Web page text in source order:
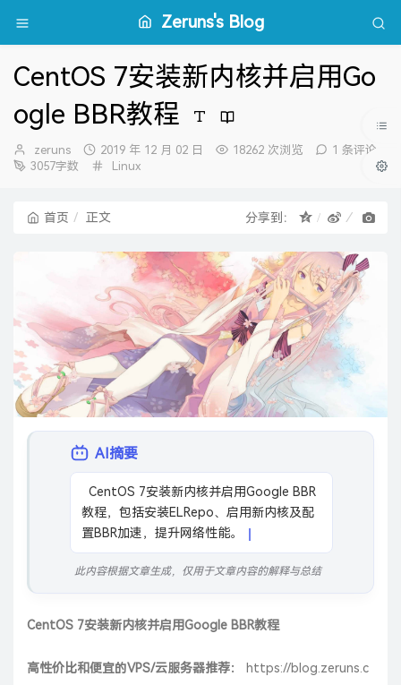
Zeruns's Blog
CentOS 7安装新内核并启用Go
ogle BBR教程
博
主：
zeruns
发
布
2019 年 12 月 02 日 18262 次浏览
1 条评论
3057字数
分Linux
首页 正文 分享到：
AI摘要
教程，包括安装ELRepo、启用新内核及配
置BBR加速，提升网络性能。
此内容根据文章生成，仅用于文章内容的解释与总结
CentOS 7安装新内核并启用Google BBR教程
高性价比和便宜的VPS/云服务器推荐：
https://blog.zeruns.c